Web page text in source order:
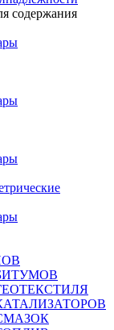
содержания
БИТУМОВ
ГЕОТЕКСТИЛЯ
КАТАЛИЗАТОРОВ
СМАЗОК